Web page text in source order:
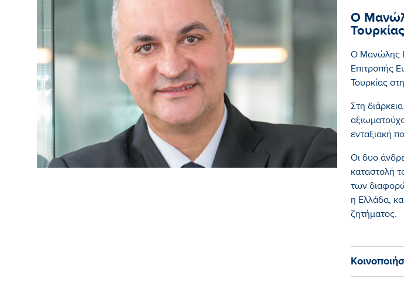
Ο
Ο Μανώλης
Επιτροπής
Τουρκίας
Στη
ενταξιακή
Οι δυο
καταστολή
των
η Ελλάδα,
ζητήματος.